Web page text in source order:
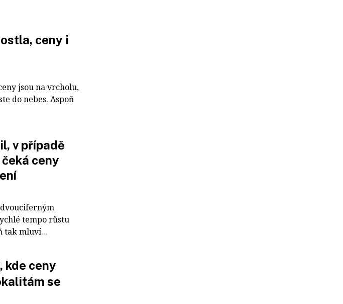
ceny i
jsou na vrcholu,
do nebes. Aspoň
v případě
ceny
tempo růstu
tak mluví...
kde ceny
se